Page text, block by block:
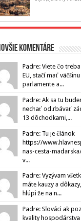
komentáre
Padre: Viete čo
EU, stačí mať
parlamente a...
Padre: Ak sa tu
nechať od.rbávať
13 dôchodkami,...
Padre: Tu je článok
https://
nas-cesta-
v...
Padre: Vyzývam
máte kauzy a
hlúpi že na n...
Padre: Slováci ak
kvality